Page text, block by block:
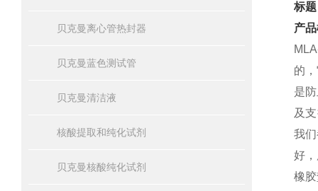
贝克曼离心管热封器
贝克曼蓝色测试管
贝克曼清洁液
核酸提取和纯化试剂
贝克曼核酸纯化试剂
标
产
的
是
及
我
好
橡